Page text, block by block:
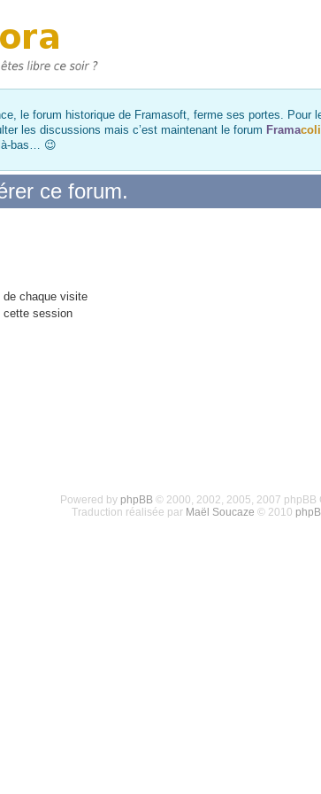
le forum historique de Framasoft, ferme ses portes. Pour
les discussions mais c’est maintenant le forum Frama
bas… 😉
ce forum.
de chaque visite
cette session
Powered by phpBB© 2000, 2002, 2005, 2007 phpBB
Traduction réalisée par Maël Soucaze © 2010